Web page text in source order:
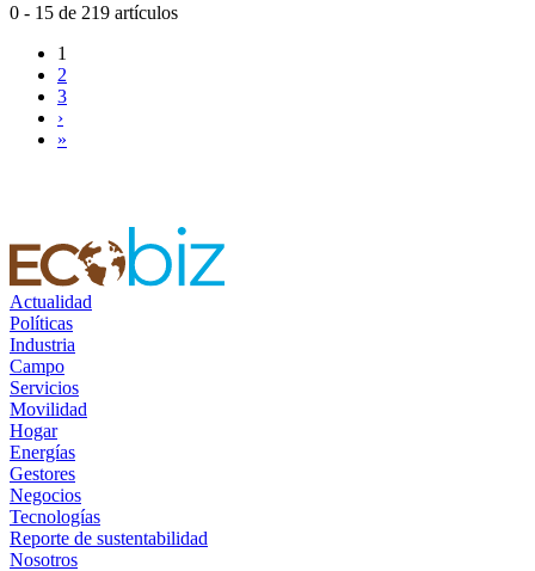
0 - 15 de 219 artículos
1
2
3
›
»
Actualidad
Políticas
Industria
Campo
Servicios
Movilidad
Hogar
Energías
Gestores
Negocios
Tecnologías
Reporte de sustentabilidad
Nosotros